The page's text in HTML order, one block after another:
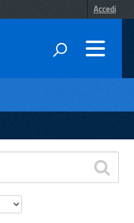
Accedi